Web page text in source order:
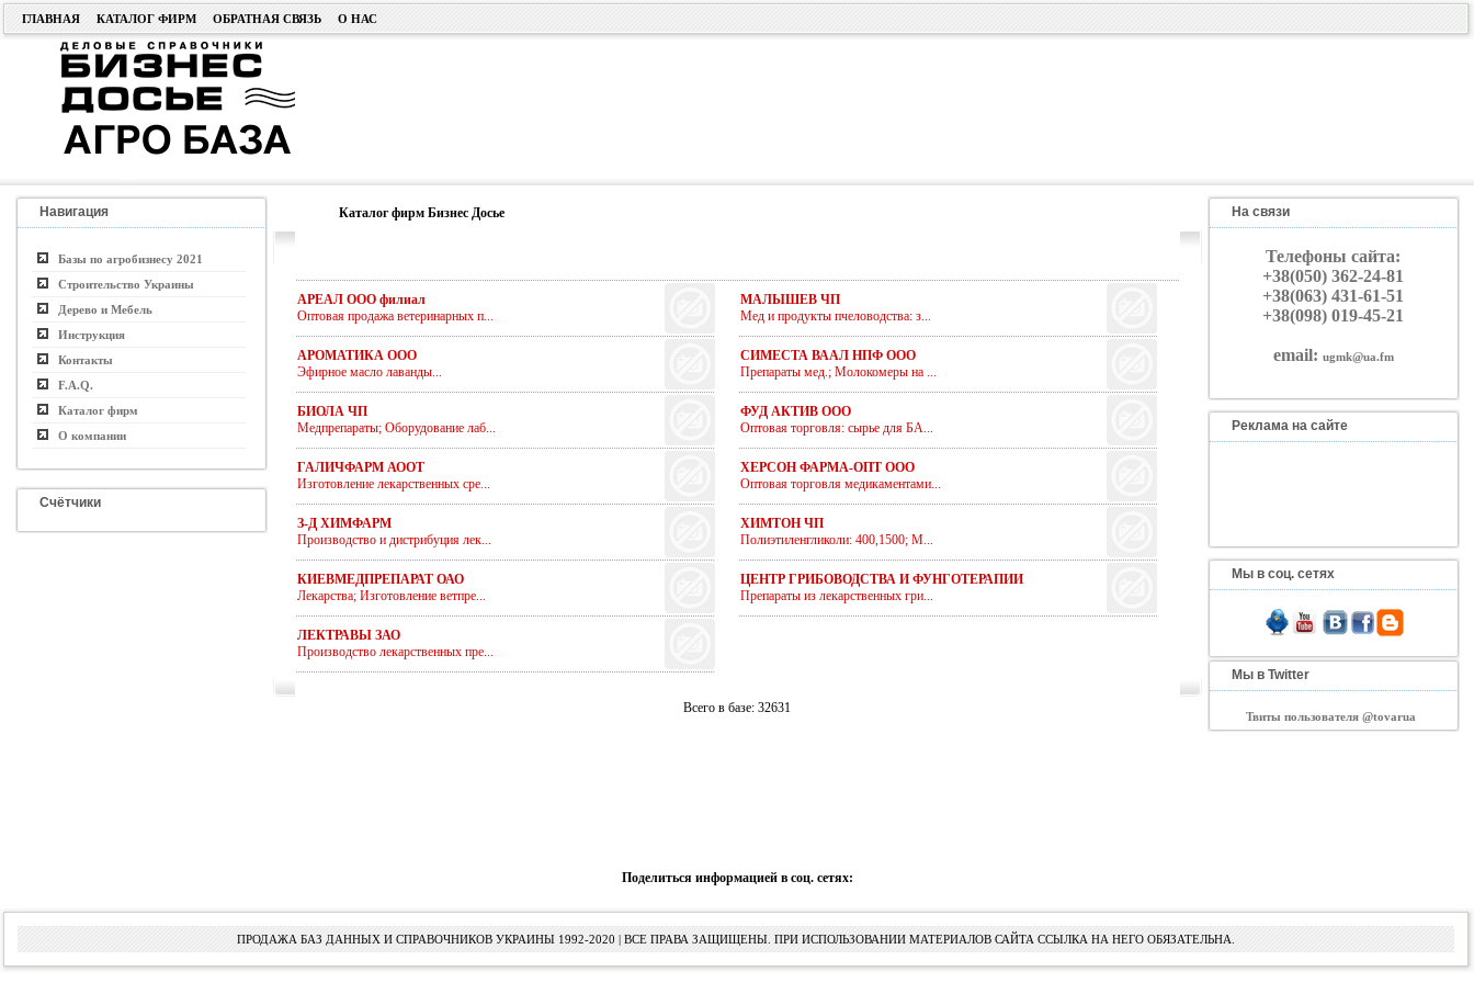
ГЛАВНАЯ КАТАЛОГ ФИРМ ОБРАТНАЯ СВЯЗЬ О НАС
Навигация
Базы по агробизнесу 2021
Строительство Украины
Дерево и Мебель
Инструкция
Контакты
F.A.Q.
Каталог фирм
О компании
Счётчики
Каталог фирм Бизнес Досье
АРЕАЛ ООО филиал
Оптовая продажа ветеринарных п...
АРОМАТИКА ООО
Эфирное масло лаванды...
БИОЛА ЧП
Медпрепараты; Оборудование лаб...
ГАЛИЧФАРМ АООТ
Изготовление лекарственных сре...
З-Д ХИМФАРМ
Производство и дистрибуция лек...
КИЕВМЕДПРЕПАРАТ ОАО
Лекарства; Изготовление ветпре...
ЛЕКТРАВЫ ЗАО
Производство лекарственных пре...
МАЛЫШЕВ ЧП
Мед и продукты пчеловодства: з...
СИМЕСТА ВААЛ НПФ ООО
Препараты мед.; Молокомеры на ...
ФУД АКТИВ ООО
Оптовая торговля: сырье для БА...
ХЕРСОН ФАРМА-ОПТ ООО
Оптовая торговля медикаментами...
ХИМТОН ЧП
Полиэтиленгликоли: 400,1500; М...
ЦЕНТР ГРИБОВОДСТВА И ФУНГОТЕРАПИИ
Препараты из лекарственных гри...
Всего в базе: 32631
Поделиться информацией в соц. сетях:
На связи
Телефоны сайта:
+38(050) 362-24-81
+38(063) 431-61-51
+38(098) 019-45-21
email: ugmk@ua.fm
Реклама на сайте
Мы в соц. сетях
Мы в Twitter
Твиты пользователя @tovarua
ПРОДАЖА БАЗ ДАННЫХ И СПРАВОЧНИКОВ УКРАИНЫ 1992-2020 | ВСЕ ПРАВА ЗАЩИЩЕНЫ. ПРИ ИСПОЛЬЗОВАНИИ МАТЕРИАЛОВ САЙТА ССЫЛКА НА НЕГО ОБЯЗАТЕЛЬНА.